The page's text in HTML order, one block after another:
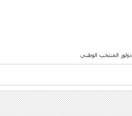
دولور المنتخب الوطني